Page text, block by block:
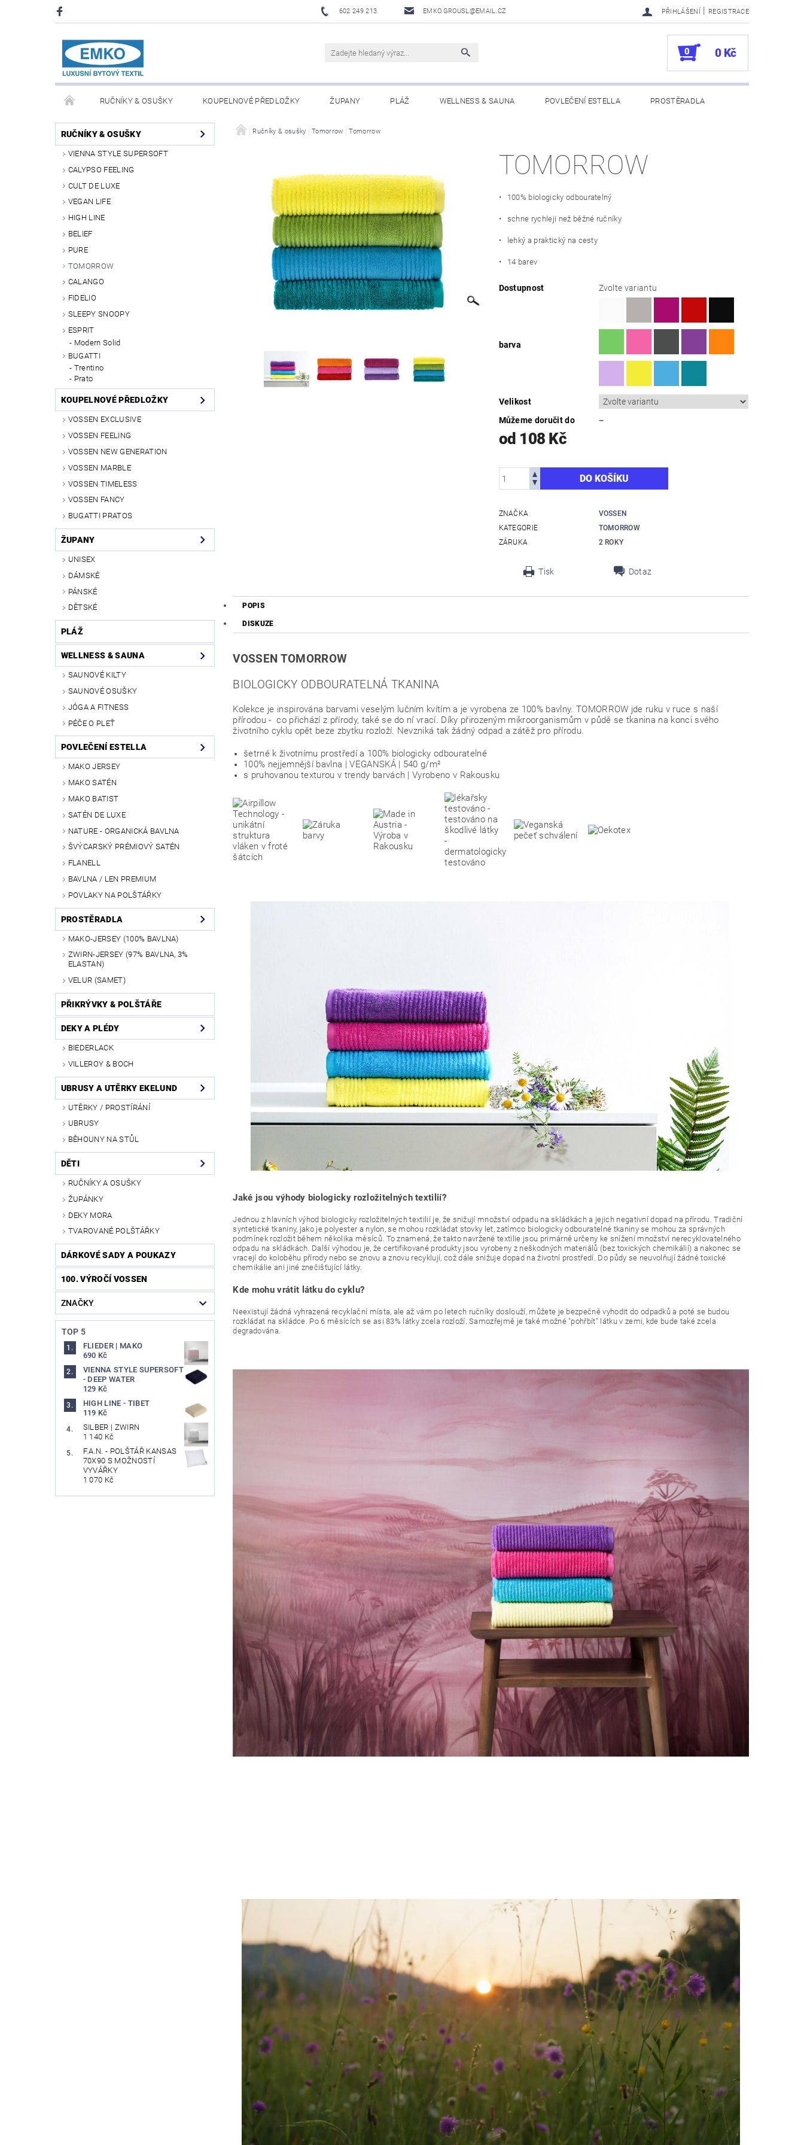
602 249 213 EMKO.GROUSL@EMAIL.CZ PŘIHLÁŠENÍ | REGISTRACE
0 0 Kč
RUČNÍKY & OSUŠKY KOUPELNOVÉ PŘEDLOŽKY ŽUPANY PLÁŽ WELLNESS & SAUNA POVLEČENÍ ESTELLA PROSTĚRADLA
PŘIKRÝVKY & POLŠTÁŘE DEKY A PLÉDY UBRUSY A UTĚRKY EKELUND
RUČNÍKY & OSUŠKY
VIENNA STYLE SUPERSOFT
CALYPSO FEELING
CULT DE LUXE
VEGAN LIFE
HIGH LINE
BELIEF
PURE
TOMORROW
CALANGO
FIDELIO
SLEEPY SNOOPY
ESPRIT
Modern Solid
BUGATTI
Trentino
Prato
KOUPELNOVÉ PŘEDLOŽKY
VOSSEN EXCLUSIVE
VOSSEN FEELING
VOSSEN NEW GENERATION
VOSSEN MARBLE
VOSSEN TIMELESS
VOSSEN FANCY
BUGATTI PRATOS
ŽUPANY
UNISEX
DÁMSKÉ
PÁNSKÉ
DĚTSKÉ
PLÁŽ
WELLNESS & SAUNA
SAUNOVÉ KILTY
SAUNOVÉ OSUŠKY
JÓGA A FITNESS
PÉČE O PLEŤ
POVLEČENÍ ESTELLA
MAKO JERSEY
MAKO SATÉN
MAKO BATIST
SATÉN DE LUXE
NATURE - ORGANICKÁ BAVLNA
ŠVÝCARSKÝ PRÉMIOVÝ SATÉN
FLANELL
BAVLNA / LEN PREMIUM
POVLAKY NA POLŠTÁŘKY
PROSTĚRADLA
MAKO-JERSEY (100% BAVLNA)
ZWIRN-JERSEY (97% BAVLNA, 3%
ELASTAN)
VELUR (SAMET)
PŘIKRÝVKY & POLŠTÁŘE
DEKY A PLÉDY
BIEDERLACK
VILLEROY & BOCH
UBRUSY A UTĚRKY EKELUND
UTĚRKY / PROSTÍRÁNÍ
UBRUSY
BĚHOUNY NA STŮL
DĚTI
RUČNÍKY A OSUŠKY
ŽUPÁNKY
DEKY MORA
TVAROVANÉ POLŠTÁŘKY
DÁRKOVÉ SADY A POUKAZY
100. VÝROČÍ VOSSEN
ZNAČKY
TOP 5
FLIEDER | MAKO
690 Kč
VIENNA STYLE SUPERSOFT
- DEEP WATER
129 Kč
HIGH LINE - TIBET
119 Kč
SILBER | ZWIRN
1 140 Kč
F.A.N. - POLŠTÁŘ KANSAS
70X90 S MOŽNOSTÍ
VYVÁŘKY
1 070 Kč
Ručníky & osušky Tomorrow Tomorrow
TOMORROW
• 100% biologicky odbouratelný
• schne rychleji než běžné ručníky
• lehký a praktický na cesty
• 14 barev
Dostupnost Zvolte variantu
barva
Velikost
Můžeme doručit do
–
od 108 Kč
ZNAČKA
VOSSEN
KATEGORIE
TOMORROW
ZÁRUKA
2 ROKY
Tisk Dotaz
POPIS
DISKUZE
VOSSEN TOMORROW
BIOLOGICKY ODBOURATELNÁ TKANINA
Kolekce je inspirována barvami veselým lučním kvítím a je vyrobena ze 100% bavlny. TOMORROW jde ruku v ruce s naší
přírodou - co přichází z přírody, také se do ní vrací. Díky přirozeným mikroorganismům v půdě se tkanina na konci svého
životního cyklu opět beze zbytku rozloží. Nevzniká tak žádný odpad a zátěž pro přírodu.
šetrné k životnímu prostředí a 100% biologicky odbouratelné
100% nejjemnější bavlna | VEGANSKÁ | 540 g/m²
s pruhovanou texturou v trendy barvách | Vyrobeno v Rakousku
Jaké jsou výhody biologicky rozložitelných textilií?
Jednou z hlavních výhod biologicky rozložitelných textilií je, že snižují množství odpadu na skládkách a jejich negativní dopad na přírodu. Tradiční
syntetické tkaniny, jako je polyester a nylon, se mohou rozkládat stovky let, zatímco biologicky odbouratelné tkaniny se mohou za správných
podmínek rozložit během několika měsíců. To znamená, že takto navržené textilie jsou primárně určeny ke snížení množství nerecyklovatelného
odpadu na skládkách. Další výhodou je, že certifikované produkty jsou vyrobeny z neškodných materiálů (bez toxických chemikálií) a nakonec se
vracejí do koloběhu přírody nebo se znovu a znovu recyklují, což dále snižuje dopad na životní prostředí. Do půdy se neuvolňují žádné toxické
chemikálie ani jiné znečišťující látky.
Kde mohu vrátit látku do cyklu?
Neexistují žádná vyhrazená recyklační místa, ale až vám po letech ručníky doslouží, můžete je bezpečně vyhodit do odpadků a poté se budou
rozkládat na skládce. Po 6 měsících se asi 83% látky zcela rozloží. Samozřejmě je také možné "pohřbít" látku v zemi, kde bude také zcela
degradována.